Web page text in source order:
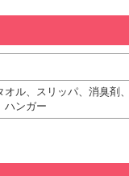
ル、スリッパ、消臭剤
ハンガー